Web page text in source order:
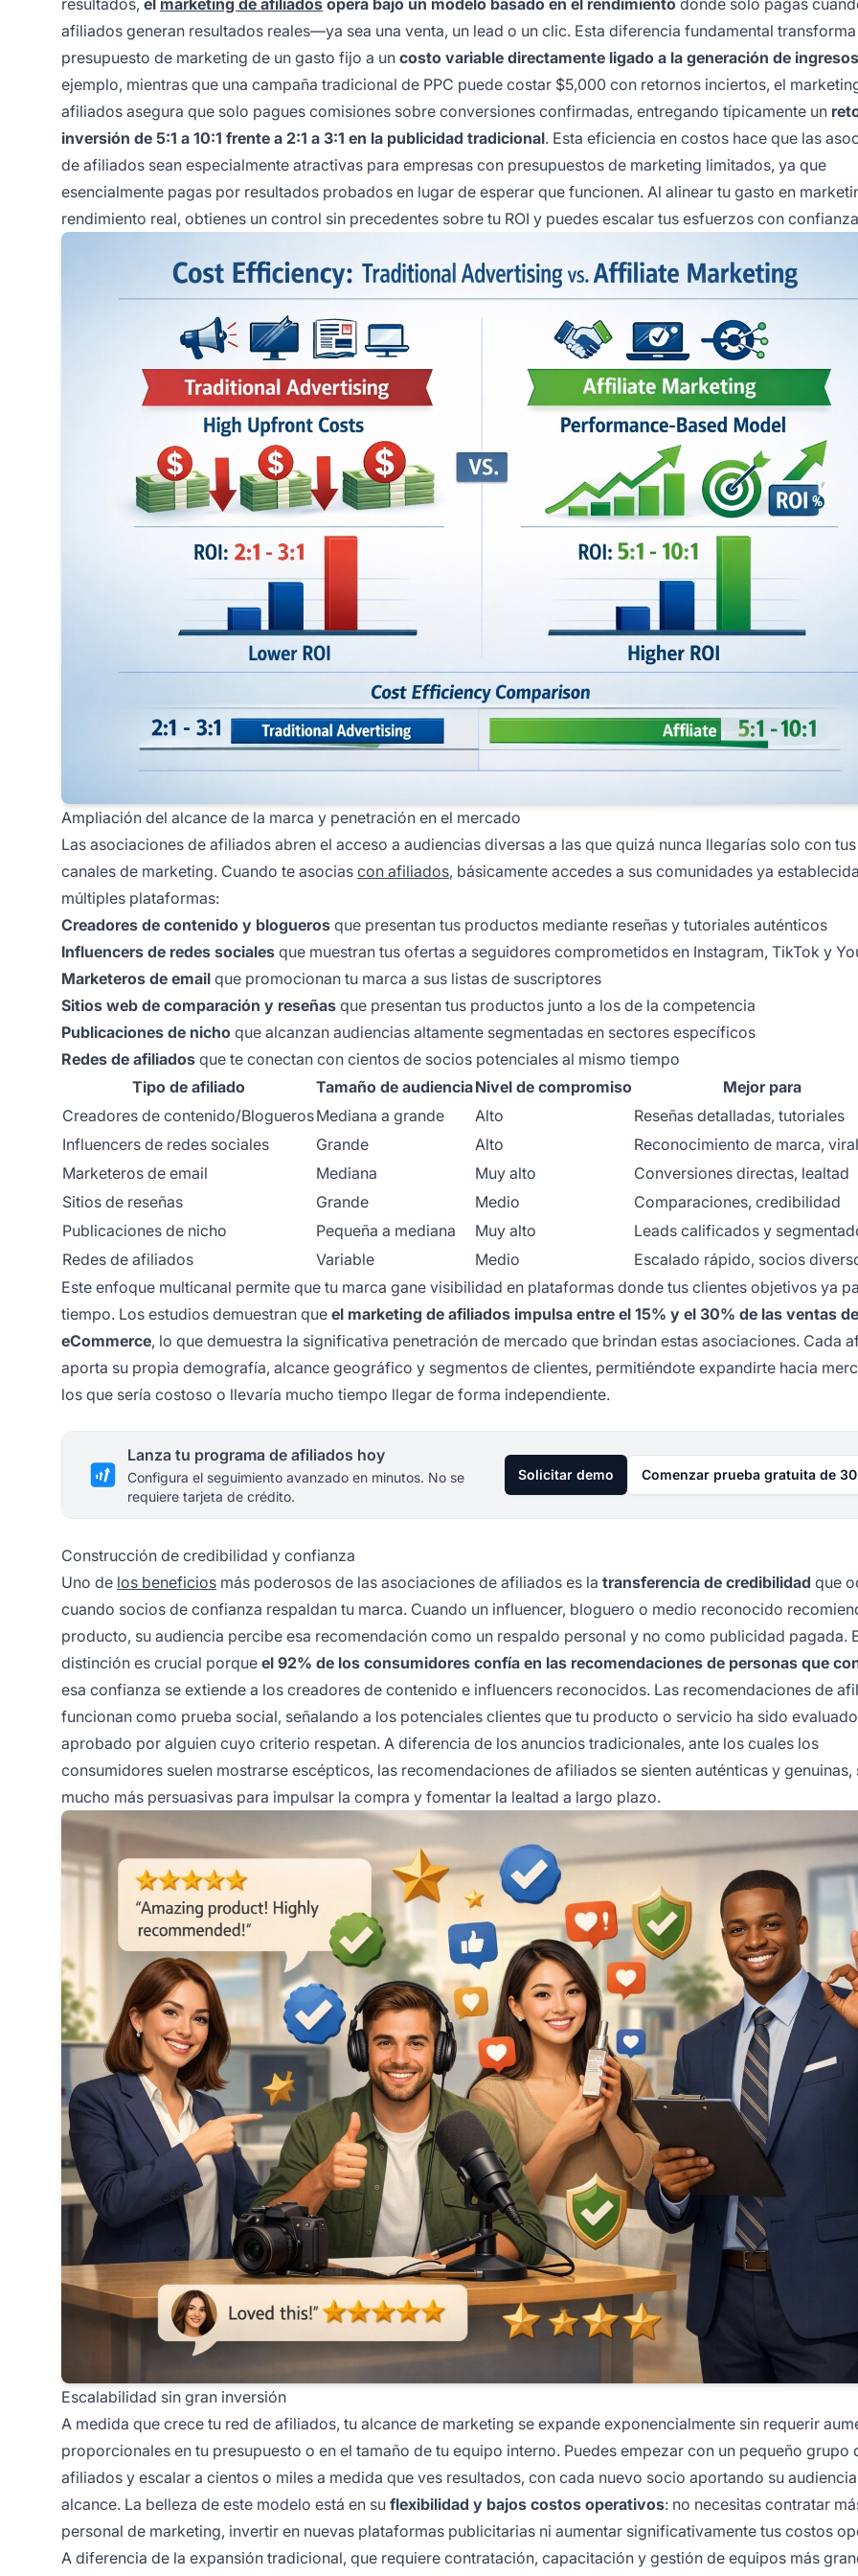
afiliados generan resultados reales—ya sea una venta, un lead o un clic. Esta diferencia fundamental
presupuesto de marketing de un gasto fijo a un costo variable directamente ligado a la generación de ingresos
ejemplo, mientras que una campaña tradicional de PPC puede costar $5,000 con retornos inciertos, el
afiliados asegura que solo pagues comisiones sobre conversiones confirmadas, entregando típicamente un
inversión de 5:1 a 10:1 frente a 2:1 a 3:1 en la publicidad tradicional. Esta eficiencia en costos hace que las
de afiliados sean especialmente atractivas para empresas con presupuestos de marketing limitados, ya que
esencialmente pagas por resultados probados en lugar de esperar que funcionen. Al alinear tu gasto en
rendimiento real, obtienes un control sin precedentes sobre tu ROI y puedes escalar tus esfuerzos con
Ampliación del alcance de la marca y penetración en el mercado
Las asociaciones de afiliados abren el acceso a audiencias diversas a las que quizá nunca llegarías solo con
canales de marketing. Cuando te asocias con afiliados, básicamente accedes a sus comunidades ya
múltiples plataformas:
Creadores de contenido y blogueros que presentan tus productos mediante reseñas y tutoriales auténticos
Influencers de redes sociales que muestran tus ofertas a seguidores comprometidos en Instagram, TikTok y
Marketeros de email que promocionan tu marca a sus listas de suscriptores
Sitios web de comparación y reseñas que presentan tus productos junto a los de la competencia
Publicaciones de nicho que alcanzan audiencias altamente segmentadas en sectores específicos
Redes de afiliados que te conectan con cientos de socios potenciales al mismo tiempo
Tipo de afiliado
Tamaño de audienciaNivel de compromiso
Mejor para
Creadores de contenido/BloguerosMediana a grande Alto
Reseñas detalladas, tutoriales
Influencers de redes sociales
Grande Alto
Reconocimiento de marca,
Marketeros de email
Mediana Muy alto
Conversiones directas, lealtad
Sitios de reseñas
Grande Medio
Comparaciones, credibilidad
Publicaciones de nicho
Pequeña a mediana Muy alto
Leads calificados y
Redes de afiliados
Variable Medio
Escalado rápido, socios
Este enfoque multicanal permite que tu marca gane visibilidad en plataformas donde tus clientes objetivos ya
tiempo. Los estudios demuestran que el marketing de afiliados impulsa entre el 15% y el 30% de las ventas de
eCommerce, lo que demuestra la significativa penetración de mercado que brindan estas asociaciones. Cada
aporta su propia demografía, alcance geográfico y segmentos de clientes, permitiéndote expandirte hacia
los que sería costoso o llevaría mucho tiempo llegar de forma independiente.
Lanza tu programa de afiliados hoy
Configura el seguimiento avanzado en minutos. No se
requiere tarjeta de crédito.
Solicitar demo Comenzar prueba gratuita de
Construcción de credibilidad y confianza
Uno de los beneficios más poderosos de las asociaciones de afiliados es la transferencia de credibilidad que
cuando socios de confianza respaldan tu marca. Cuando un influencer, bloguero o medio reconocido
producto, su audiencia percibe esa recomendación como un respaldo personal y no como publicidad pagada.
distinción es crucial porque el 92% de los consumidores confía en las recomendaciones de personas que
esa confianza se extiende a los creadores de contenido e influencers reconocidos. Las recomendaciones de
funcionan como prueba social, señalando a los potenciales clientes que tu producto o servicio ha sido
aprobado por alguien cuyo criterio respetan. A diferencia de los anuncios tradicionales, ante los cuales los
consumidores suelen mostrarse escépticos, las recomendaciones de afiliados se sienten auténticas y genuinas,
mucho más persuasivas para impulsar la compra y fomentar la lealtad a largo plazo.
Escalabilidad sin gran inversión
A medida que crece tu red de afiliados, tu alcance de marketing se expande exponencialmente sin requerir
proporcionales en tu presupuesto o en el tamaño de tu equipo interno. Puedes empezar con un pequeño grupo
afiliados y escalar a cientos o miles a medida que ves resultados, con cada nuevo socio aportando su
alcance. La belleza de este modelo está en su flexibilidad y bajos costos operativos: no necesitas contratar
personal de marketing, invertir en nuevas plataformas publicitarias ni aumentar significativamente tus costos
A diferencia de la expansión tradicional, que requiere contratación, capacitación y gestión de equipos más